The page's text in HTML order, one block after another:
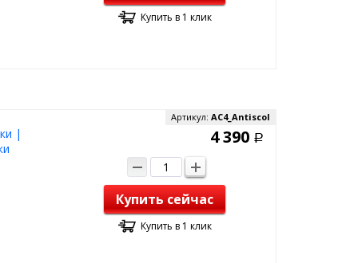
Купить в 1 клик
|
Артикул: AC4_Antiscol
4 390 Р
Купить сейчас
Купить в 1 клик